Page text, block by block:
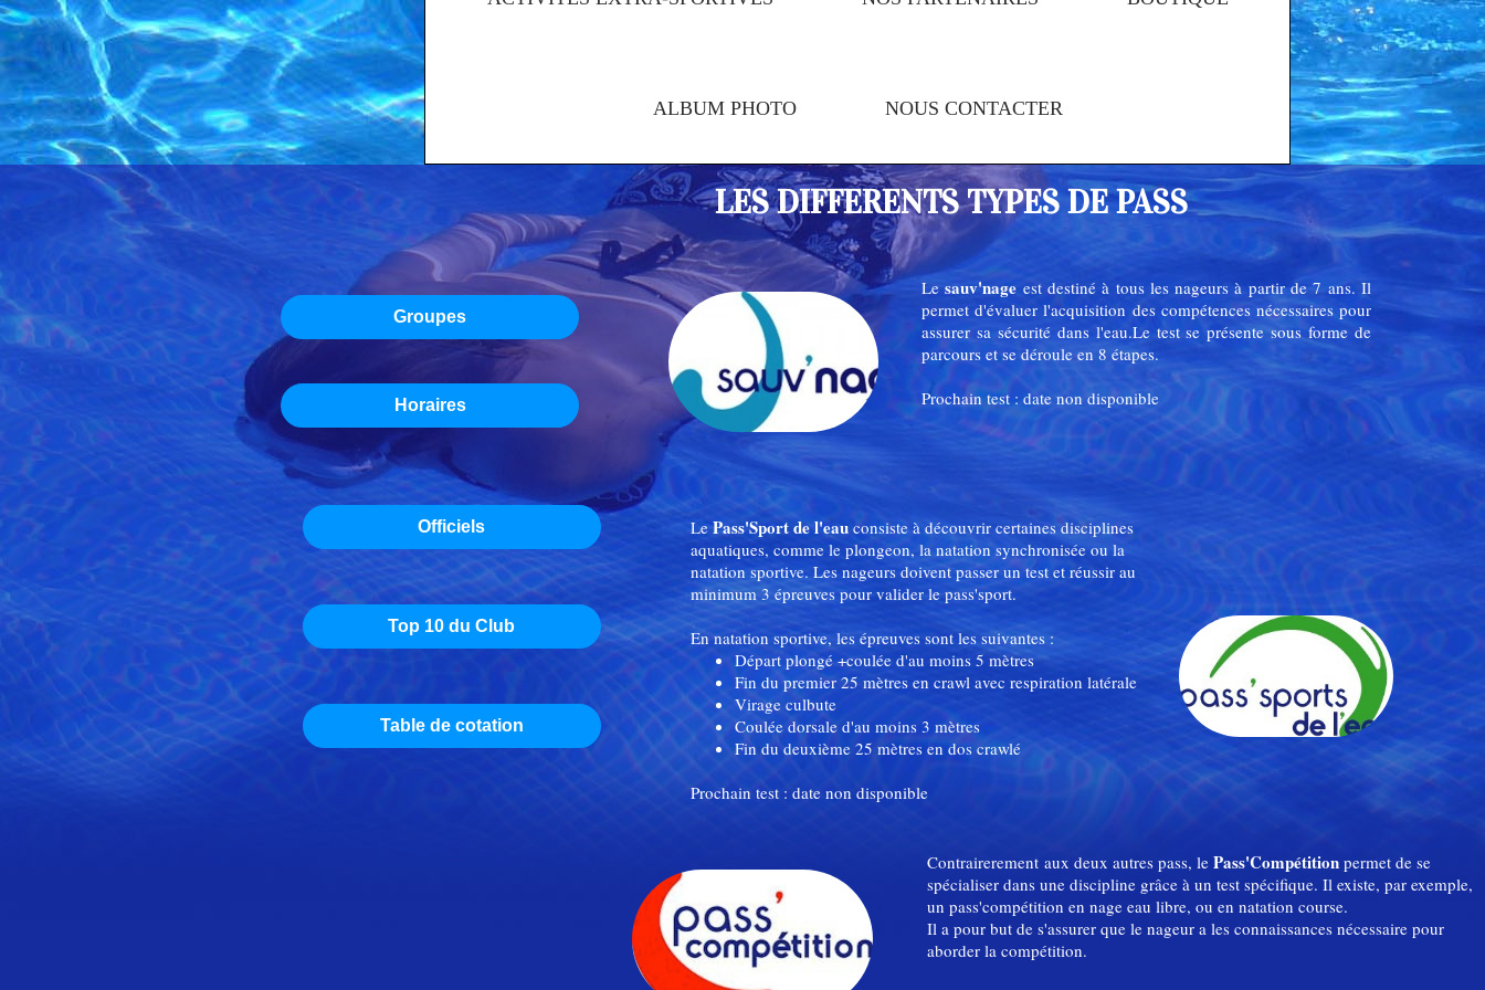
ALBUM PHOTO NOUS CONTACTER
LES DIFFERENTS TYPES DE PASS
Groupes
Horaires
Lesauv'nage est destiné à tous les nageurs à partir de 7 ans. Il
permet d'évaluer l'acquisition des compétences nécessaires pour
assurer sa sécurité dans l'eau.Le test se présente sous forme de
parcours et se déroule en 8 étapes.
Prochain test : date non disponible
Officiels
Top 10 du Club
Table de cotation
LePass'Sport de l'eauconsiste à découvrir certaines disciplines
aquatiques, comme le plongeon, la natation synchronisée ou la
natation sportive. Les nageurs doivent passer un test et réussir au
minimum 3 épreuves pour valider le pass'sport.
En natation sportive, les épreuves sont les suivantes :
Départ plongé +coulée d'au moins 5 mètres
Fin du premier 25 mètres en crawl avec respiration latérale
Virage culbute
Coulée dorsale d'au moins 3 mètres
Fin du deuxième 25 mètres en dos crawlé
Prochain test : date non disponible
Contrairerement aux deux autres pass, le Pass'Compétition permet de se
spécialiser dans une discipline grâce à un test spécifique. Il existe, par exemple,
un pass'compétition en nage eau libre, ou en natation course.
Il a pour but de s'assurer que le nageur a les connaissances nécessaire pour
aborder la compétition.